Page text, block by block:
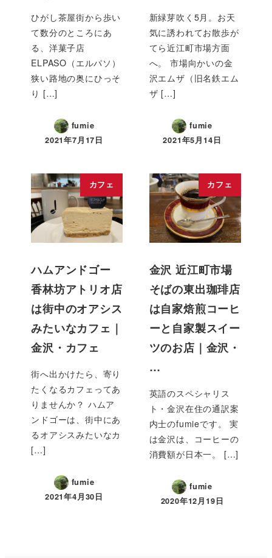
ひがし茶屋街から歩い
て数分のところにあ
る、洋菓子店
ELPASO（エルパソ）
狭い路地の奥にひっそ
り […]
fumie
2021年7月17日
新緑芽吹く5月。お天
気に誘われてお散歩が
てら近江町市場方面
へ。 市場向かいの金
沢エムザ（旧名鉄エム
ザ […]
fumie
2021年5月14日
カフェ
ハムアンドゴー
香林坊アトリオ店
は街中のオアシス
みたいなカフェ｜
金沢・カフェ
街へ出かけたら、寄り
たくなるカフェってあ
りませんか？ ハムア
ンドゴーは、街中にあ
るオアシスみたいなカ
[…]
fumie
2021年4月30日
カフェ
金沢 近江町市場
そばの東出珈琲店
は自家焙煎コーヒ
ーと自家製スイー
ツのお店｜金沢・
…
英語のスペシャリス
ト・金沢在住の通訳案
内士のfumieです。 実
は金沢は、コーヒーの
消費額が日本一。 […]
fumie
2020年12月19日